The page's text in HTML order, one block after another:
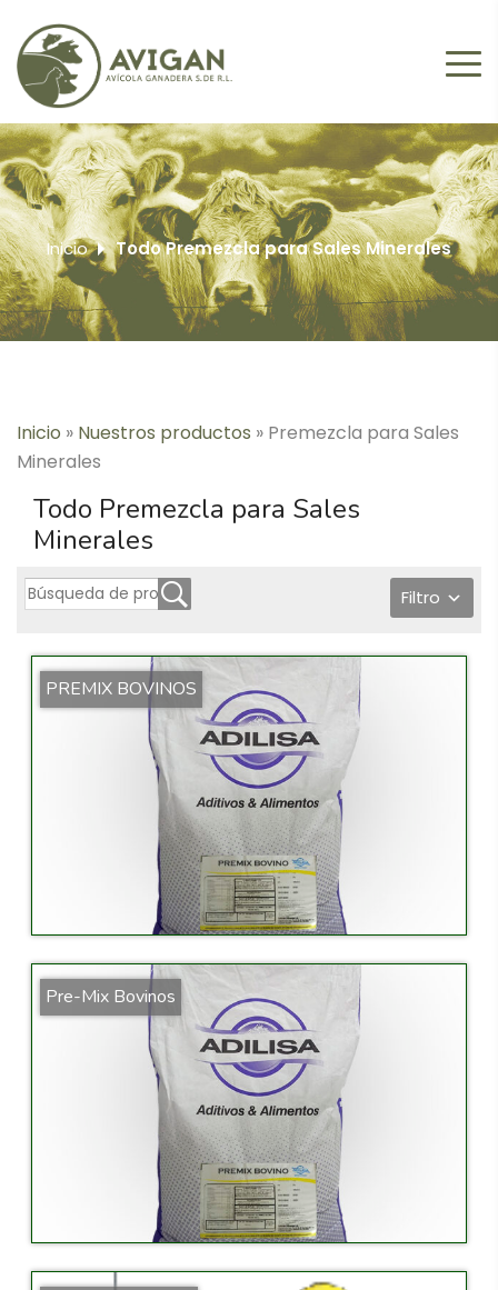
Inicio Todo Premezcla para Sales Minerales
Inicio » Nuestros productos » Premezcla para Sales
Minerales
Todo Premezcla para Sales
Minerales
Filtro
PREMIX BOVINOS
Pre-Mix Bovinos